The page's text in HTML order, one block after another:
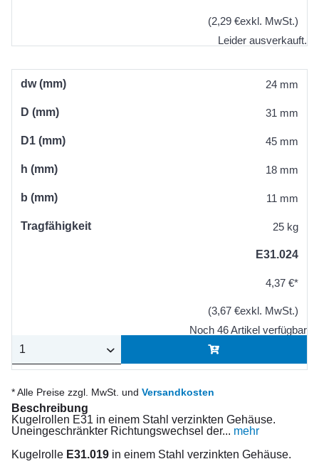
(2,29 €exkl. MwSt.)
Leider ausverkauft.
dw (mm) 24 mm
D (mm) 31 mm
D1 (mm) 45 mm
h (mm) 18 mm
b (mm) 11 mm
Tragfähigkeit 25 kg
E31.024
4,37 €*
(3,67 €exkl. MwSt.)
Noch 46 Artikel verfügbar
* Alle Preise zzgl. MwSt. und Versandkosten
Beschreibung
Kugelrollen E31 in einem Stahl verzinkten Gehäuse.
Uneingeschränkter Richtungswechsel der... mehr
Kugelrolle E31.019 in einem Stahl verzinkten Gehäuse.